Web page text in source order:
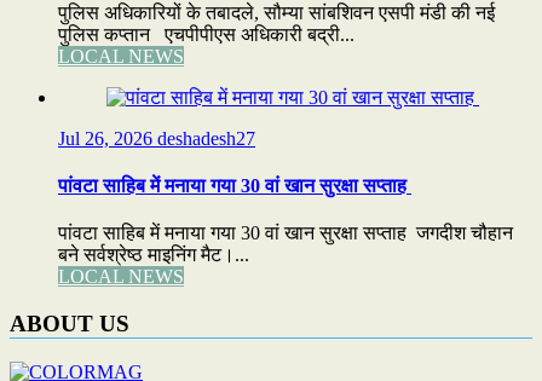
पुलिस अधिकारियों के तबादले, सौम्या सांबशिवन एसपी मंडी की नई
पुलिस कप्तान एचपीपीएस अधिकारी बद्री...
LOCAL NEWS
Jul 26, 2026 deshadesh27
पांवटा साहिब में मनाया गया 30 वां खान सुरक्षा सप्ताह
पांवटा साहिब में मनाया गया 30 वां खान सुरक्षा सप्ताह जगदीश चौहान
बने सर्वश्रेष्ठ माइनिंग मैट।...
LOCAL NEWS
ABOUT US